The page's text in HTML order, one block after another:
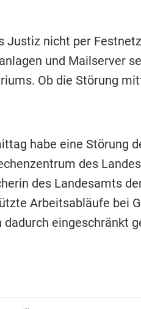
Justiz nicht per
und Mailserver
Ob die Störung
habe eine Störung
des
des Landesamts
Arbeitsabläufe bei
eingeschränkt